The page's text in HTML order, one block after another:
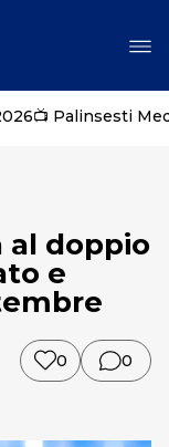
📺 Palinsesti
al doppio
e
0 0